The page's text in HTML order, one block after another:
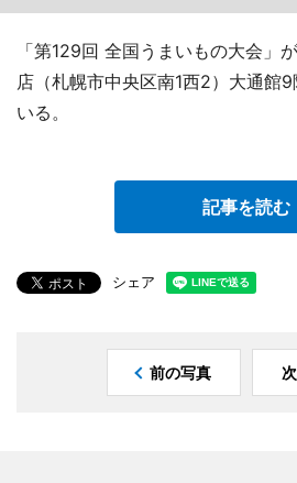
「第129回 全国うまいもの大会」
店（札幌市中央区南1西2）大通館
いる。
記事を読む
シェア
前の写真